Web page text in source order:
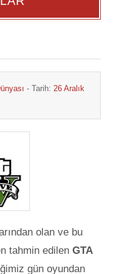
- Tarih: 26 Aralık
olan ve bu
tahmin edilen GTA
gün oyundan